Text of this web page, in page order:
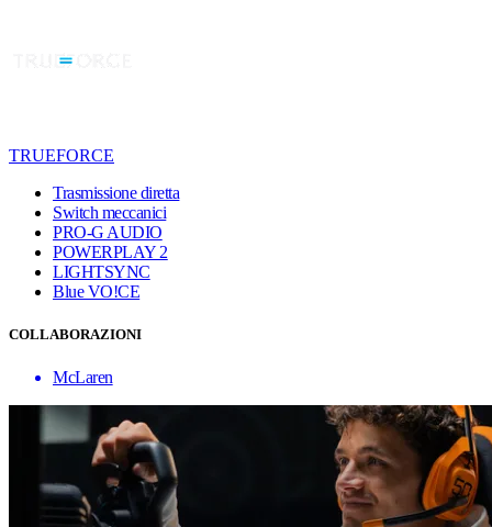
TRUEFORCE
Trasmissione diretta
Switch meccanici
PRO-G AUDIO
POWERPLAY 2
LIGHTSYNC
Blue VO!CE
COLLABORAZIONI
McLaren